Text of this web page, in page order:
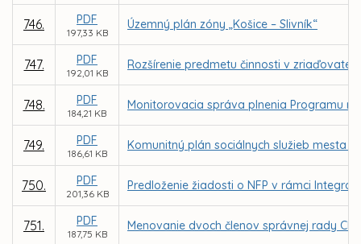
746. PDF
197,33 KB
Územný plán zóny „Košice – Slivník“
747. PDF
192,01 KB
Rozšírenie predmetu činnosti v
748. PDF
184,21 KB
Monitorovacia správa plnenia Programu
749. PDF
186,61 KB
Komunitný plán sociálnych služieb mesta
750. PDF
201,36 KB
Predloženie žiadosti o NFP v rámci
751. PDF
187,75 KB
Menovanie dvoch členov správnej rady